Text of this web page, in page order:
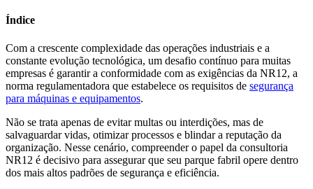
Índice
Com a crescente complexidade das operações industriais e a
constante evolução tecnológica, um desafio contínuo para muitas
empresas é garantir a conformidade com as exigências da NR12, a
norma regulamentadora que estabelece os requisitos de segurança
para máquinas e equipamentos.
Não se trata apenas de evitar multas ou interdições, mas de
salvaguardar vidas, otimizar processos e blindar a reputação da
organização. Nesse cenário, compreender o papel da consultoria
NR12 é decisivo para assegurar que seu parque fabril opere dentro
dos mais altos padrões de segurança e eficiência.